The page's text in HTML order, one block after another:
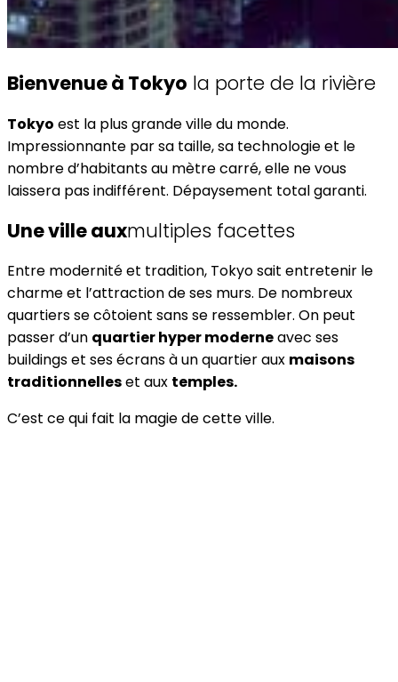
Bienvenue à Tokyo la porte de la rivière
Tokyo est la plus grande ville du monde.
Impressionnante par sa taille, sa technologie et le
nombre d’habitants au mètre carré, elle ne vous
laissera pas indifférent. Dépaysement total garanti.
Une ville auxmultiples facettes
Entre modernité et tradition, Tokyo sait entretenir le
charme et l’attraction de ses murs. De nombreux
quartiers se côtoient sans se ressembler. On peut
passer d’un quartier hyper moderneavec ses
buildings et ses écrans à un quartier aux maisons
traditionnelleset aux temples.
C’est ce qui fait la magie de cette ville.